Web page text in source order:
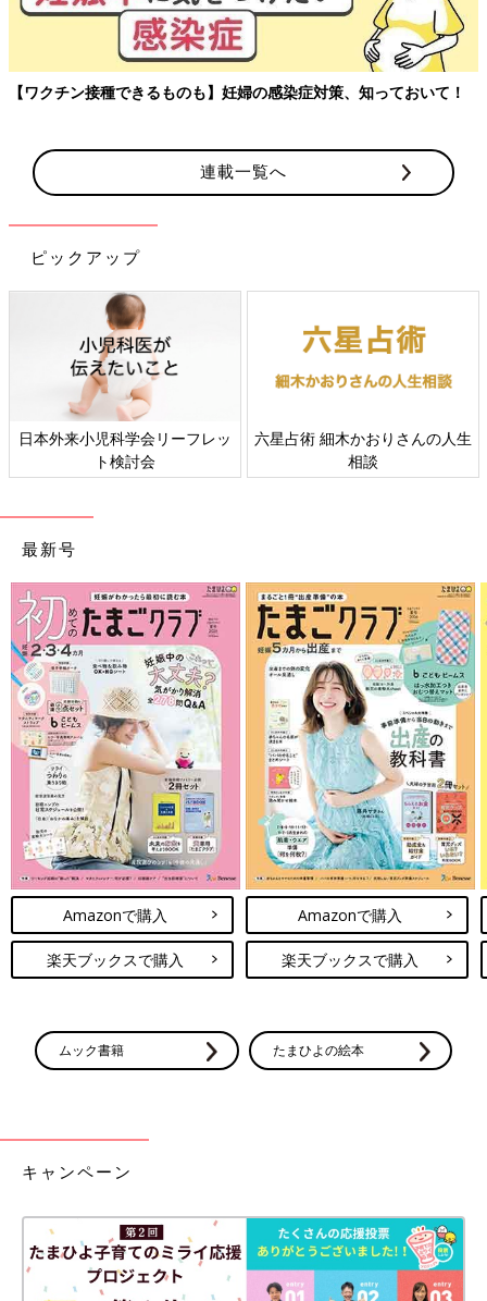
【ワクチン接種できるものも】妊婦の感染症対策、知っておいて！
連載一覧へ
ピックアップ
日本外来小児科学会リーフレッ
ト検討会
六星占術 細木かおりさんの人生
相談
最新号
Amazonで購入
楽天ブックスで購入
Amazonで購入
楽天ブックスで購入
ムック書籍 たまひよの絵本
キャンペーン